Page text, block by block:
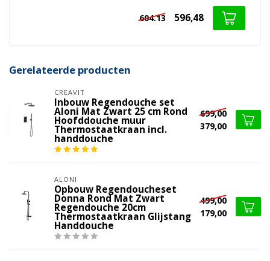
604.13 596,48
Gerelateerde producten
CREAVIT
Inbouw Regendouche set
Aloni Mat Zwart 25 cm Rond
Hoofddouche muur
Thermostaatkraan incl.
handdouche
699,00
379,00
ALONI
Opbouw Regendoucheset
Donna Rond Mat Zwart
Regendouche 20cm
Thermostaatkraan Glijstang
Handdouche
499,00
179,00